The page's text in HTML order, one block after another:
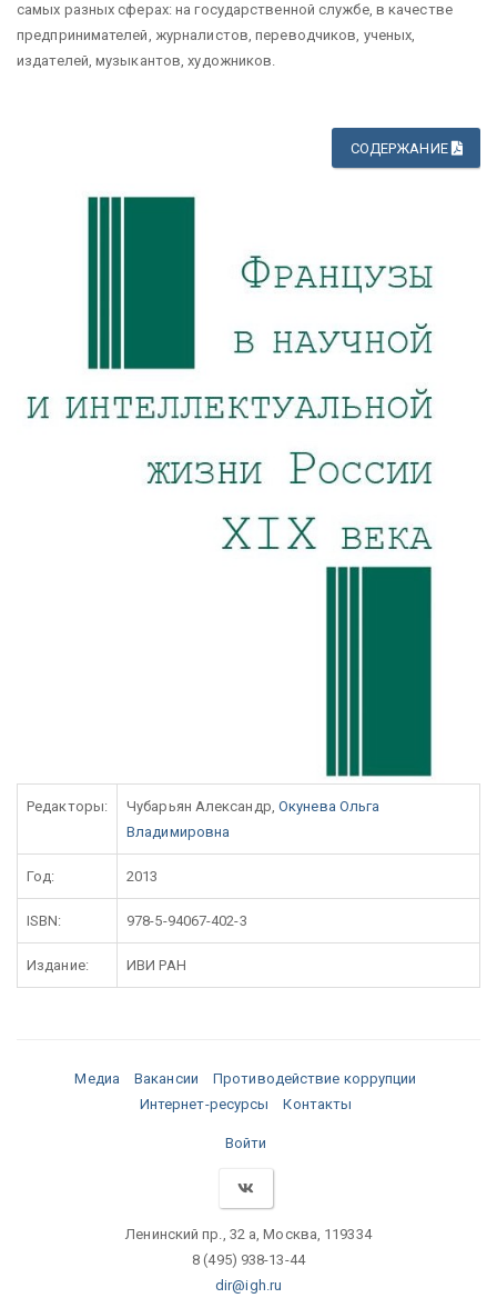
самых разных сферах: на государственной службе, в качестве
предпринимателей, журналистов, переводчиков, ученых,
издателей, музыкантов, художников.
СОДЕРЖАНИЕ
Редакторы: Чубарьян Александр, Окунева Ольга
Владимировна
Год: 2013
ISBN: 978-5-94067-402-3
Издание: ИВИ РАН
Медиа Вакансии
Противодействие коррупции
Интернет-ресурсы
Контакты
Войти
Ленинский пр., 32 а, Москва, 119334
8 (495) 938-13-44
dir@igh.ru